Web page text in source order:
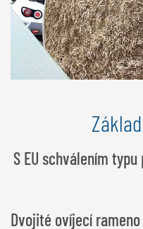
S EU schválením
Dvojité ovíjecí rameno